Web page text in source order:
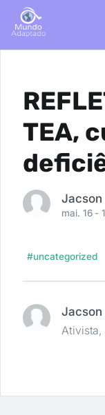
TEA,
mai. 16 -
#uncategorized
Jacson
Ativista,